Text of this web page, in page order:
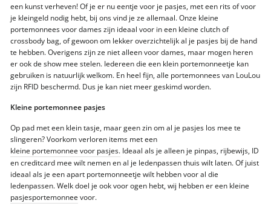
een kunst verheven! Of je er nu eentje voor je pasjes, met een rits of voor
je kleingeld nodig hebt, bij ons vind je ze allemaal. Onze kleine
portemonnees voor dames zijn ideaal voor in een kleine clutch of
crossbody bag, of gewoon om lekker overzichtelijk al je pasjes bij de hand
te hebben. Overigens zijn ze niet alleen voor dames, maar mogen heren
er ook de show mee stelen. Iedereen die een klein portemonneetje kan
gebruiken is natuurlijk welkom. En heel fijn, alle portemonnees van LouLou
zijn RFID beschermd. Dus je kan niet meer geskimd worden.
Kleine portemonnee pasjes
Op pad met een klein tasje, maar geen zin om al je pasjes los mee te
slingeren? Voorkom verloren items met een
kleine portemonnee voor pasjes. Ideaal als je alleen je pinpas, rijbewijs, ID
en creditcard mee wilt nemen en al je ledenpassen thuis wilt laten. Of juist
ideaal als je een apart portemonneetje wilt hebben voor al die
ledenpassen. Welk doel je ook voor ogen hebt, wij hebben er een kleine
pasjesportemonnee voor.